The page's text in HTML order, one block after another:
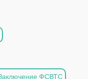
ФСВТС